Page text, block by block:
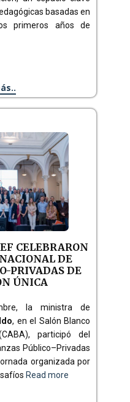
basadas en
primeros años de
CELEBRARON
DE
PRIVADAS DE
ÚNICA
la ministra de
, en el Salón Blanco
participó del
Público–Privadas
organizada por
Read more